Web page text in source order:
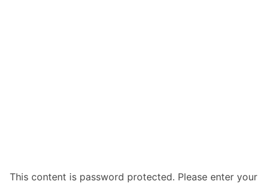
This content is password protected. Please enter your